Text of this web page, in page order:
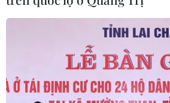
CƠ QUAN CHỦ QUẢN: THÔNG TẤN XÃ VIỆT NAM
Tổng Biên tập: TRẦN TIẾN DUẨN
Phó Tổng Biên tập: NGUYỄN THỊ
THỦY